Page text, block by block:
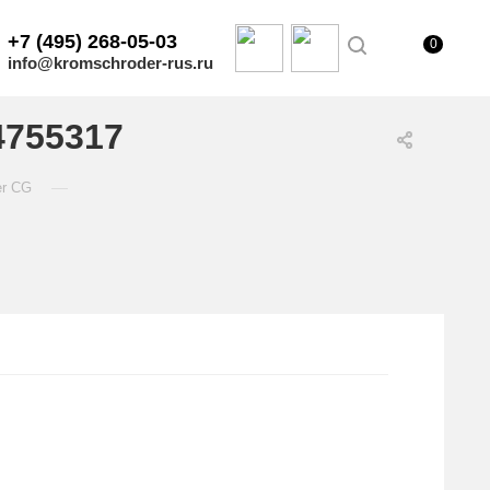
+7 (495) 268-05-03
info@kromschroder-rus.ru
0
CG